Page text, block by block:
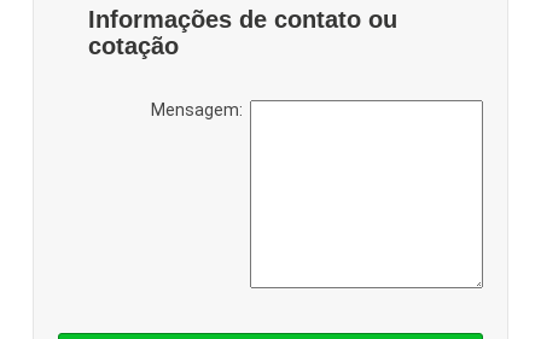
Informações de contato ou
cotação
Mensagem: